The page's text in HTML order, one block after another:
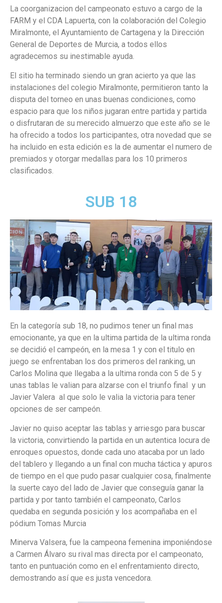
La coorganizacion del campeonato estuvo a cargo de la
FARM y el CDA Lapuerta, con la colaboración del Colegio
Miralmonte, el Ayuntamiento de Cartagena y la Dirección
General de Deportes de Murcia, a todos ellos
agradecemos su inestimable ayuda.
El sitio ha terminado siendo un gran acierto ya que las
instalaciones del colegio Miralmonte, permitieron tanto la
disputa del torneo en unas buenas condiciones, como
espacio para que los niños jugaran entre partida y partida
o disfrutaran de su merecido almuerzo que este año se le
ha ofrecido a todos los participantes, otra novedad que se
ha incluido en esta edición es la de aumentar el numero de
premiados y otorgar medallas para los 10 primeros
clasificados.
SUB 18
En la categoría sub 18, no pudimos tener un final mas
emocionante, ya que en la ultima partida de la ultima ronda
se decidió el campeón, en la mesa 1 y con el titulo en
juego se enfrentaban los dos primeros del ranking, un
Carlos Molina que llegaba a la ultima ronda con 5 de 5 y
unas tablas le valian para alzarse con el triunfo final y un
Javier Valera al que solo le valia la victoria para tener
opciones de ser campeón.
Javier no quiso aceptar las tablas y arriesgo para buscar
la victoria, convirtiendo la partida en un autentica locura de
enroques opuestos, donde cada uno atacaba por un lado
del tablero y llegando a un final con mucha táctica y apuros
de tiempo en el que pudo pasar cualquier cosa, finalmente
la suerte cayo del lado de Javier que conseguía ganar la
partida y por tanto también el campeonato, Carlos
quedaba en segunda posición y los acompañaba en el
pódium Tomas Murcia
Minerva Valsera, fue la campeona femenina imponiéndose
a Carmen Álvaro su rival mas directa por el campeonato,
tanto en puntuación como en el enfrentamiento directo,
demostrando así que es justa vencedora.